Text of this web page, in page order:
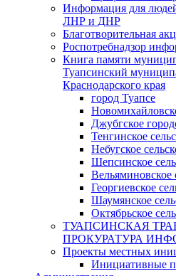
Информация для
ЛНР и ДНР
Благотворительная
Роспотребнадзор
Книга памяти
Туапсинский
Краснодарского края
город Туапсе
Джубгское
Тенгинское
Небугское
Шепсинское
Вельяминовское
Георгиевское
Шаумянское
Октябрьское
ТУАПСИНСКАЯ
ПРОКУРАТУРА
Проекты местных
Инициативные